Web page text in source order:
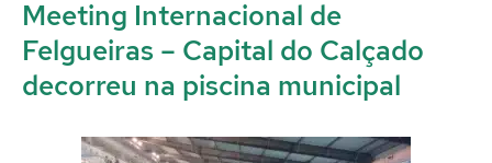
Meeting Internacional de
Felgueiras – Capital do Calçado
decorreu na piscina municipal